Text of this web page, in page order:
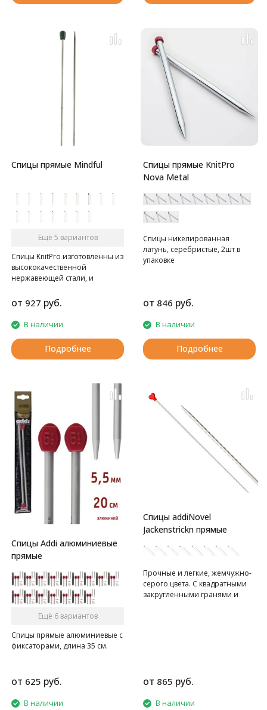
Спицы прямые Mindful
Ещё 5 вариантов
Cпицы KnitPro изготовленны из
высококачественной
нержавеющей стали, и
полировкой.
от 927 руб.
В наличии
Подробнее
Спицы прямые KnitPro
Nova Metal
Спицы никелированная
латунь, серебристые, 2шт в
упаковке
от 846 руб.
В наличии
Подробнее
Спицы Addi алюминиевые
прямые
Ещё 6 вариантов
Спицы прямые алюминиевые с
фиксаторами, длина 35 см.
от 625 руб.
В наличии
Спицы addiNovel
Jackenstrickn прямые
Прочные и легкие, жемчужно-
серого цвета. С квадратными
закругленными гранями и
от 865 руб.
В наличии